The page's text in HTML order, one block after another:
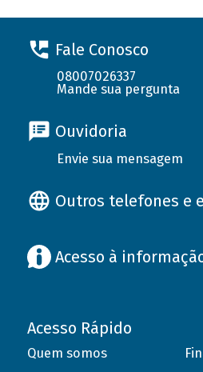
Fale Conosco
08007026337
Mande sua pergunta
Ouvidoria
Envie sua mensagem
Outros telefones e
Acesso à
Acesso Rápido
Quem somos